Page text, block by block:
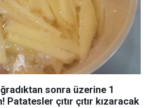
sonra üzerine 1
Patatesler çıtır çıtır kızaracak